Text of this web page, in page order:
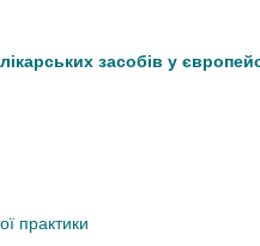
засобів у
практики